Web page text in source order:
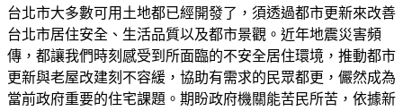
台北市大多數可用土地都已經開發了，須透過都市更新來改善
台北市居住安全、生活品質以及都市景觀。近年地震災害頻
傳，都讓我們時刻感受到所面臨的不安全居住環境，推動都市
更新與老屋改建刻不容緩，協助有需求的民眾都更，儼然成為
當前政府重要的住宅課題。期盼政府機關能苦民所苦，依據新